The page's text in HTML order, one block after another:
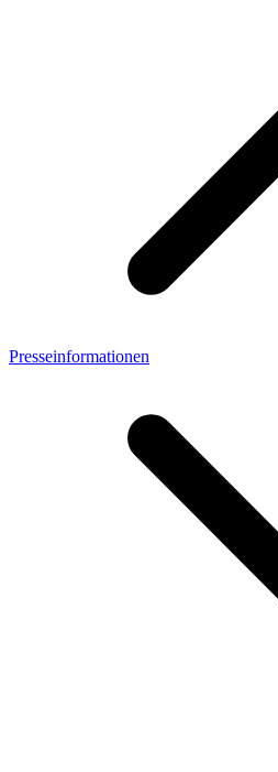
Presseinformationen